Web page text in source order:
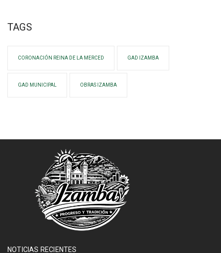
TAGS
CORONACIÓN REINA DE LA MERCED GAD IZAMBA
GAD MUNICIPAL OBRAS IZAMBA
NOTICIAS RECIENTES